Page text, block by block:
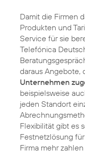
Damit die Firmen
Produkten und
Service für sie
Telefónica
daraus Angebote,
Unternehmen
beispielsweise
jeden Standort
Flexibilität gibt es
Festnetzlösung
Firma mehr